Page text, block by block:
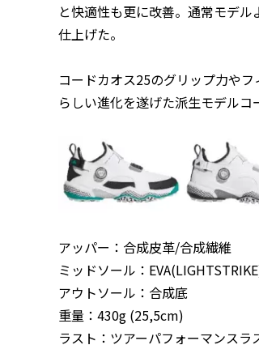
と快適性も更に改善。通常モデ
仕上げた。
コードカオス25のグリップ力や
らしい進化を遂げた派生モデルコ
アッパー：合成皮革/合成繊維
ミッドソール：
アウトソール：合成底
重量：430g (25,5cm)
ラスト：ツアーパフォーマンスラ